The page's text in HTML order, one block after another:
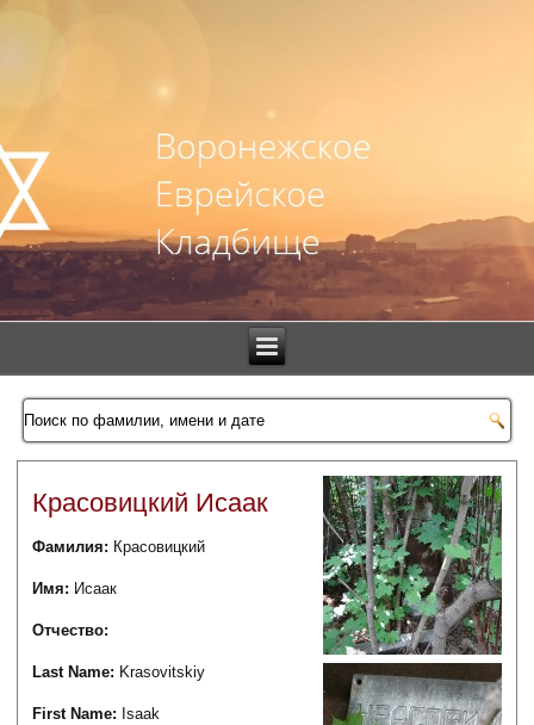
Красовицкий Исаак
Фамилия: Красовицкий
Имя: Исаак
Отчество:
Last Name: Krasovitskiy
First Name: Isaak